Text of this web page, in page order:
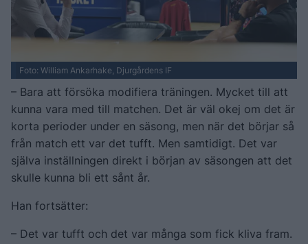
Foto: William Ankarhake, Djurgårdens IF
– Bara att försöka modifiera träningen. Mycket till att
kunna vara med till matchen. Det är väl okej om det är
korta perioder under en säsong, men när det börjar så
från match ett var det tufft. Men samtidigt. Det var
själva inställningen direkt i början av säsongen att det
skulle kunna bli ett sånt år.
Han fortsätter:
– Det var tufft och det var många som fick kliva fram.